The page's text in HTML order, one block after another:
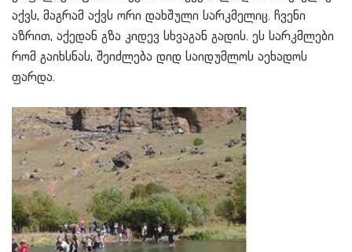
აქვს, მაგრამ აქვს ორი დახშული სარკმელიც. ჩვენი
აზრით, აქედან გზა კიდევ სხვაგან გადის. ეს სარკმლები
რომ გაიხსნას, შეიძლება დიდ საიდუმლოს აეხადოს
ფარდა.